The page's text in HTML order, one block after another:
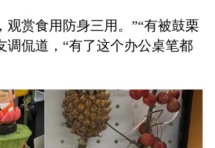
观赏食用防身三用。”“有被鼓栗
调侃道，“有了这个办公桌笔都